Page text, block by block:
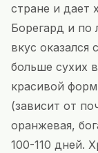
стране и дает
Борегард и по
вкус
больше сухих
красивой
(зависит от
оранжевая,
100-110 дней.